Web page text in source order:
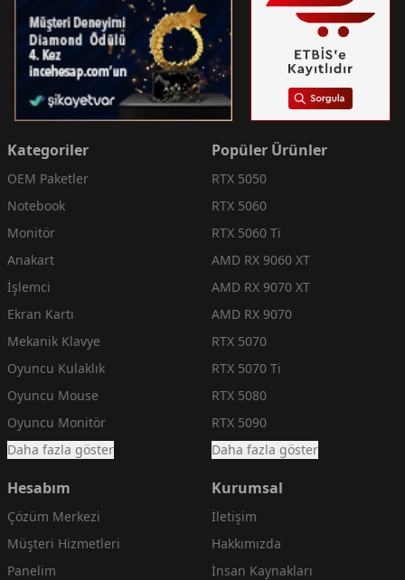
Kategoriler
OEM Paketler
Notebook
Monitör
Anakart
İşlemci
Ekran Kartı
Mekanik Klavye
Oyuncu Kulaklık
Oyuncu Mouse
Oyuncu Monitör
Daha fazla göster
Popüler Ürünler
RTX 5050
RTX 5060
RTX 5060 Ti
AMD RX 9060 XT
AMD RX 9070 XT
AMD RX 9070
RTX 5070
RTX 5070 Ti
RTX 5080
RTX 5090
Daha fazla göster
Hesabım
Çözüm Merkezi
Müşteri Hizmetleri
Panelim
Kurumsal
İletişim
Hakkımızda
İnsan Kaynakları